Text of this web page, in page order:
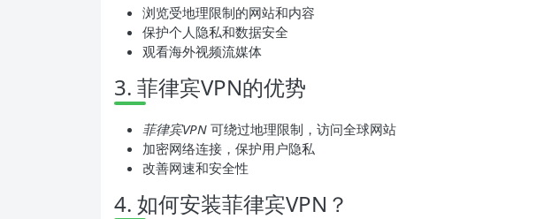
浏览受地理限制的网站和内容
保护个人隐私和数据安全
观看海外视频流媒体
3. 菲律宾VPN的优势
菲律宾VPN 可绕过地理限制，访问全球网站
加密网络连接，保护用户隐私
改善网速和安全性
4. 如何安装菲律宾VPN？